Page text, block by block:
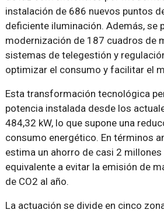
instalación de 686 nuevos puntos
deficiente iluminación. Además, se
modernización de 187 cuadros de
sistemas de telegestión y
optimizar el consumo y facilitar el
Esta transformación tecnológica
potencia instalada desde los
484,32 kW, lo que supone una
consumo energético. En términos
estima un ahorro de casi 2 millones
equivalente a evitar la emisión de
de CO2 al año.
La actuación se divide en cinco